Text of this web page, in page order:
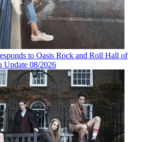
to Oasis Rock and Roll Hall of
Update 08/2026